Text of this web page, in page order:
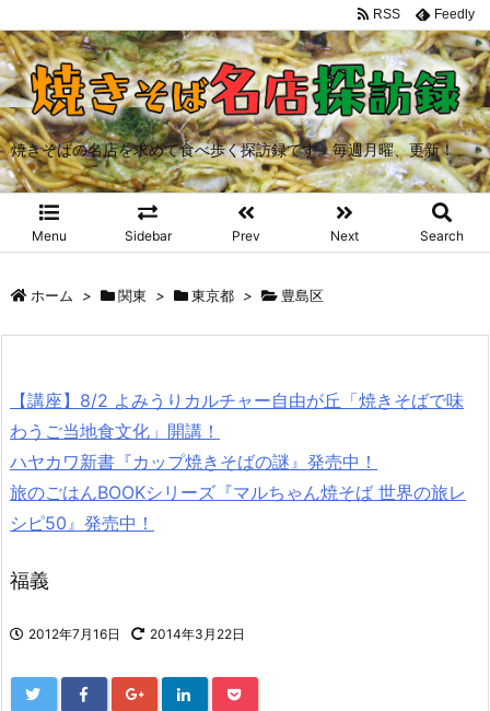
焼きそばの名店を求めて食べ歩く探訪録です。毎週月曜、更新！
Menu Sidebar Prev Next Search
RSS Feedly
ホーム > 関東 > 東京都 > 豊島区
【講座】8/2 よみうりカルチャー自由が丘「焼きそばで味
わうご当地食文化」開講！
ハヤカワ新書『カップ焼きそばの謎』発売中！
旅のごはんBOOKシリーズ『マルちゃん焼そば 世界の旅レ
シピ50』発売中！
福義
2012年7月16日 2014年3月22日